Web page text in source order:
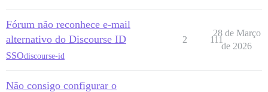
Fórum não reconhece e-mail
alternativo do Discourse ID
SSOdiscourse-id
2 111
28 de Março
de 2026
Não consigo configurar o